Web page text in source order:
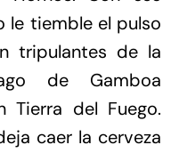
le tiemble el pulso
tripulantes de la
de Gamboa
Tierra del Fuego.
caer la cerveza